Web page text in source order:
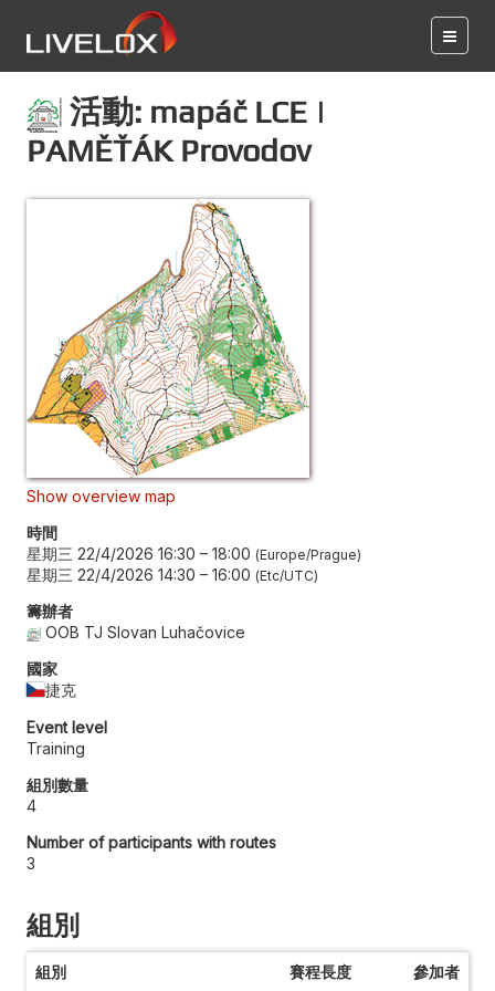
活動: mapáč LCE |
PAMĚŤÁK Provodov
Show overview map
時間
星期三 22/4/2026 16:30 – 18:00 Europe/Prague
星期三 22/4/2026 14:30 – 16:00 Etc/UTC
籌辦者
OOB TJ Slovan Luhačovice
國家
捷克
Event level
Training
組別數量
4
Number of participants with routes
3
組別
組別 賽程長度 參加者